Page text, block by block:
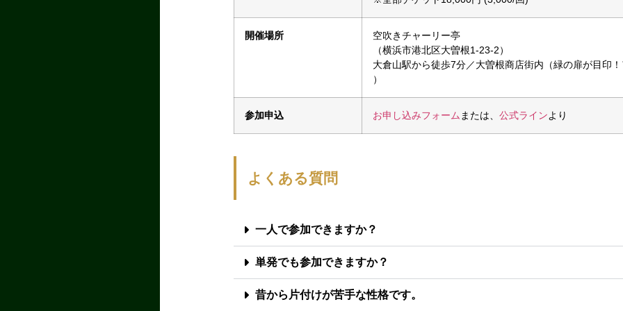
開催場所
空吹きチャーリー亭
（横浜市港北区大曽根1-23-2）
大倉山駅から徒歩7分／大曽根商店街内（緑の扉が目印
）
参加申込 お申し込みフォーム または、公式ラインより
よくある質問
一人で参加できますか？
単発でも参加できますか？
昔から片付けが苦手な性格です。